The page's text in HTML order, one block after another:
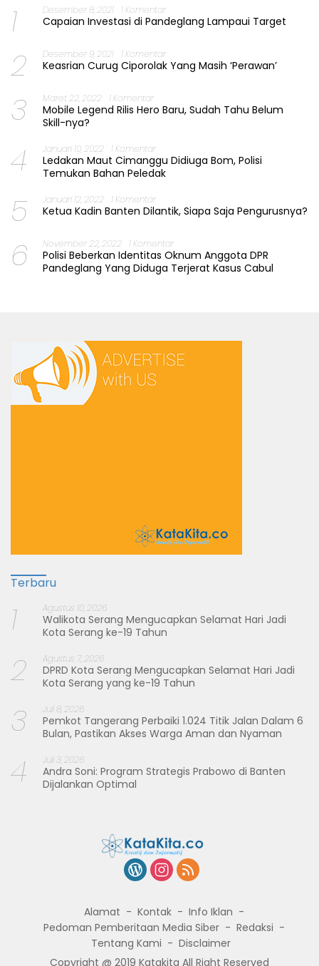
1 Desember 8, 2021 1 Komentar
Capaian Investasi di Pandeglang Lampaui Target
2 Desember 9, 2021 1 Komentar
Keasrian Curug Ciporolak Yang Masih ‘Perawan’
3 Maret 22, 2022 1 Komentar
Mobile Legend Rilis Hero Baru, Sudah Tahu Belum
Skill-nya?
4 Januari 10, 2022 1 Komentar
Ledakan Maut Cimanggu Didiuga Bom, Polisi
Temukan Bahan Peledak
5 Januari 12, 2022 1 Komentar
Ketua Kadin Banten Dilantik, Siapa Saja Pengurusnya?
6 November 22, 2022 1 Komentar
Polisi Beberkan Identitas Oknum Anggota DPR
Pandeglang Yang Diduga Terjerat Kasus Cabul
Terbaru
1 Agustus 10, 2026
Walikota Serang Mengucapkan Selamat Hari Jadi
Kota Serang ke-19 Tahun
2 Agustus 7, 2026
DPRD Kota Serang Mengucapkan Selamat Hari Jadi
Kota Serang yang ke-19 Tahun
3 Juli 8, 2026
Pemkot Tangerang Perbaiki 1.024 Titik Jalan Dalam 6
Bulan, Pastikan Akses Warga Aman dan Nyaman
4 Juli 3, 2026
Andra Soni: Program Strategis Prabowo di Banten
Dijalankan Optimal
Alamat Kontak
Info Iklan
Pedoman Pemberitaan Media Siber
Redaksi
Tentang Kami
Disclaimer
Copyright @ 2019 Katakita All Right Reserved